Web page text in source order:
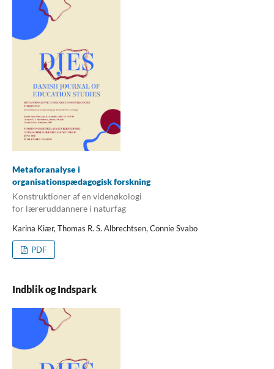
Metaforanalyse i
organisationspædagogisk forskning
Konstruktioner af en videnøkologi
for læreruddannere i naturfag
Karina Kiær, Thomas R. S. Albrechtsen, Connie Svabo
PDF
Indblik og Indspark